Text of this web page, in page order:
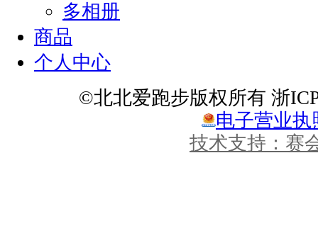
多相册
商品
个人中心
©北北爱跑步版权所有 浙
电子营业执
技术支持：赛